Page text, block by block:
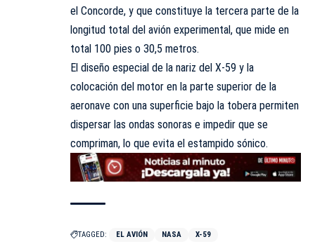
el Concorde, y que constituye la tercera parte de la
longitud total del avión experimental, que mide en
total 100 pies o 30,5 metros.
El diseño especial de la nariz del X-59 y la
colocación del motor en la parte superior de la
aeronave con una superficie bajo la tobera permiten
dispersar las ondas sonoras e impedir que se
compriman, lo que evita el estampido sónico.
TAGGED: EL AVIÓN NASA X-59